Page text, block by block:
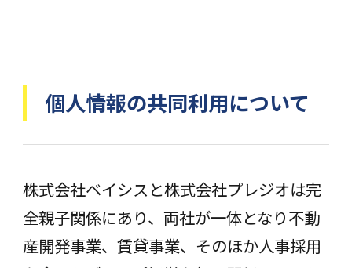
個人情報の共同利用について
株式会社ベイシスと株式会社プレジオは完
全親子関係にあり、両社が一体となり不動
産開発事業、賃貸事業、そのほか人事採用